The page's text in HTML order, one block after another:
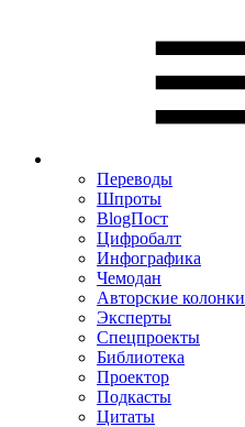
Переводы
Шпроты
BlogПост
Цифробалт
Инфографика
Чемодан
Авторские колонки
Эксперты
Спецпроекты
Библиотека
Проектор
Подкасты
Цитаты